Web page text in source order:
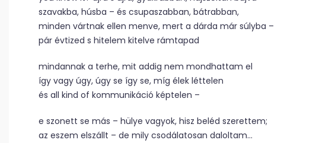
szavakba, húsba – és csupaszabban, bátrabban,
minden vártnak ellen menve, mert a dárda már súlyba –
pár évtized s hitelem kitelve rámtapad
mindannak a terhe, mit addig nem mondhattam el
így vagy úgy, úgy se így se, míg élek léttelen
és all kind of kommunikáció képtelen –
e szonett se más – hülye vagyok, hisz beléd szerettem;
az eszem elszállt – de mily csodálatosan daloltam…